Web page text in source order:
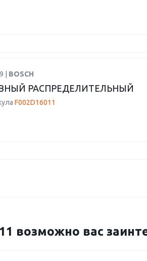
| BOSCH
РАСПРЕДЕЛИТЕЛЬНЫЙ
F002D16011
возможно вас